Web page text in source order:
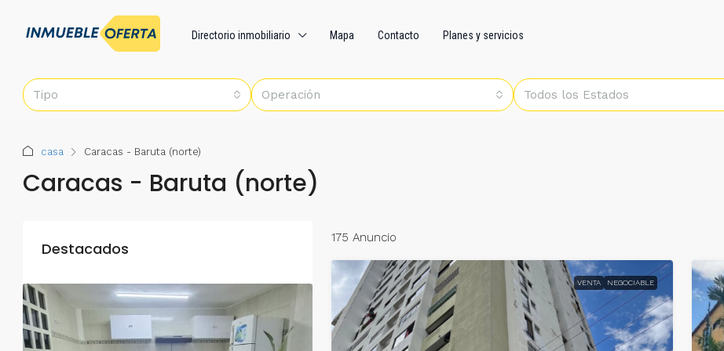
Directorio inmobiliario Mapa Contacto Planes y servicios
Tipo Operación Todos los Estados
casa Caracas - Baruta (norte)
Caracas - Baruta (norte)
175 Anuncio
VENTA NEGOCIABLE
Destacados